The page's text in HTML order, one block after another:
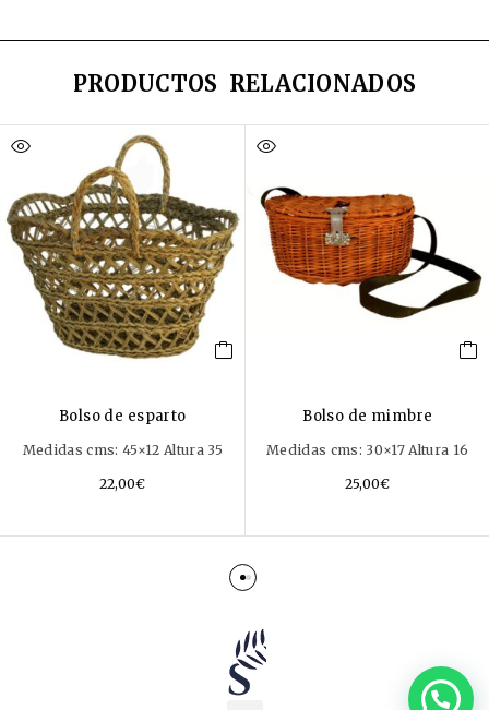
PRODUCTOS RELACIONADOS
Bolso de esparto
Medidas cms: 45×12 Altura 35
22,00€
Bolso de mimbre
Medidas cms: 30×17 Altura 16
25,00€